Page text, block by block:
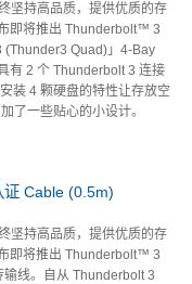
坚持高品质，提供优质的存
即将推出 Thunderbolt™ 3
(Thunder3 Quad)」4-Bay
有 2 个 Thunderbolt 3 连接
装 4 颗硬盘的特性让存放空
了一些贴心的小设计。
Cable (0.5m)
坚持高品质，提供优质的存
即将推出 Thunderbolt™ 3
线。自从 Thunderbolt 3